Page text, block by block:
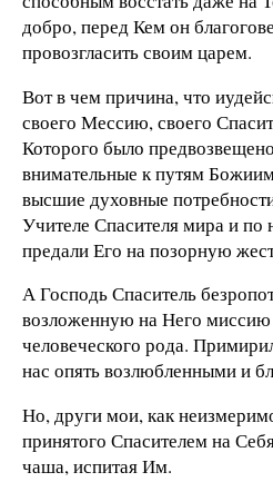
добро, перед Кем он
провозгласить своим царем.
Вот в чем причина, что
своего Мессию, своего
Которого было
внимательные к путям
высшие духовные
Учителе Спасителя мира и
предали Его на позорную
А Господь Спаситель
возложенную на Него миссию
человеческого рода.
нас опять возлюбленными и
Но, други мои, как
принятого Спасителем на
чаша, испитая Им.